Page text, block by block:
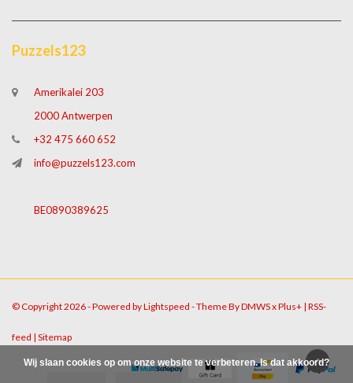
Puzzels123
Amerikalei 203
2000 Antwerpen
+32 475 660 652
info@puzzels123.com
BE0890389625
© Copyright 2026 - Powered byLightspeed - Theme ByDMWSxPlus+ | RSS-
feed | Sitemap
Wij slaan cookies op om onze website te verbeteren. Is dat akkoord?